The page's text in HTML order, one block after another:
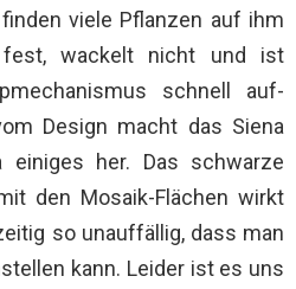
viele Pflanzen auf ihm
wackelt nicht und ist
schnell auf-
Design macht das Siena
einiges her. Das schwarze
den Mosaik-Flächen wirkt
so unauffällig, dass man
kann. Leider ist es uns